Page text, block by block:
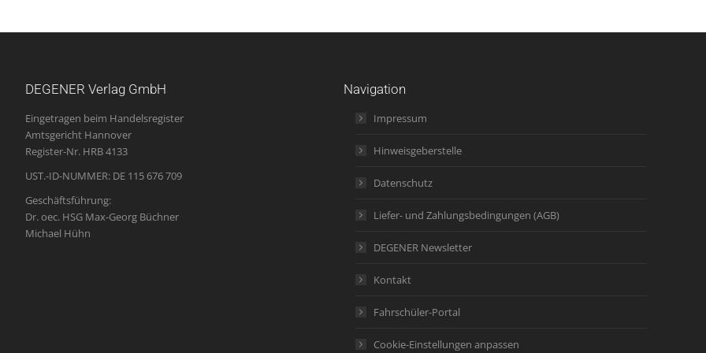
DEGENER Verlag GmbH
Eingetragen beim Handelsregister
Amtsgericht Hannover
Register-Nr. HRB 4133
UST.-ID-NUMMER: DE 115 676 709
Geschäftsführung:
Dr. oec. HSG Max-Georg Büchner
Michael Hühn
Navigation
Impressum
Hinweisgeberstelle
Datenschutz
Liefer- und Zahlungsbedingungen (AGB)
DEGENER Newsletter
Kontakt
Fahrschüler-Portal
Cookie-Einstellungen anpassen